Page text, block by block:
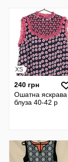
XS
240 грн
Ошатна яскрава
блуза 40-42 р